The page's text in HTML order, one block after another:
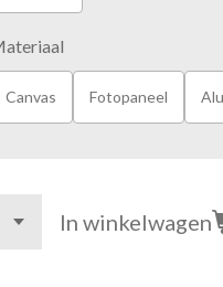
Canvas Fotopaneel
In winkelwagen